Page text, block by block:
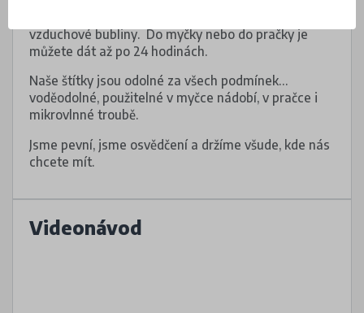
vzduchové bubliny. Do myčky nebo do pračky je
můžete dát až po 24 hodinách.
Naše štítky jsou odolné za všech podmínek…
voděodolné, použitelné v myčce nádobí, v pračce i
mikrovlnné troubě.
Jsme pevní, jsme osvědčení a držíme všude, kde nás
chcete mít.
Videonávod